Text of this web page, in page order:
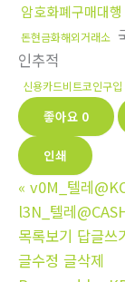
암호화폐구매대행
돈현금화해외거래소
인추적
신용카드비트코인구입
좋아요 0
인쇄
« v0M_텔레
l3N_텔레
목록보기 답글쓰
글수정 글삭제